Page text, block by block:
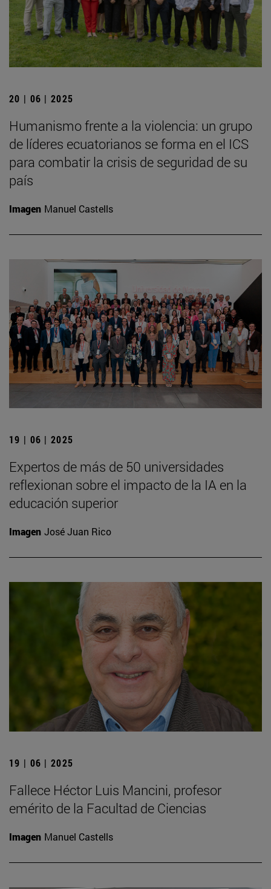
20 | 06 | 2025
Humanismo frente a la violencia: un grupo
de líderes ecuatorianos se forma en el ICS
para combatir la crisis de seguridad de su
país
Imagen Manuel Castells
19 | 06 | 2025
Expertos de más de 50 universidades
reflexionan sobre el impacto de la IA en la
educación superior
Imagen José Juan Rico
19 | 06 | 2025
Fallece Héctor Luis Mancini, profesor
emérito de la Facultad de Ciencias
Imagen Manuel Castells